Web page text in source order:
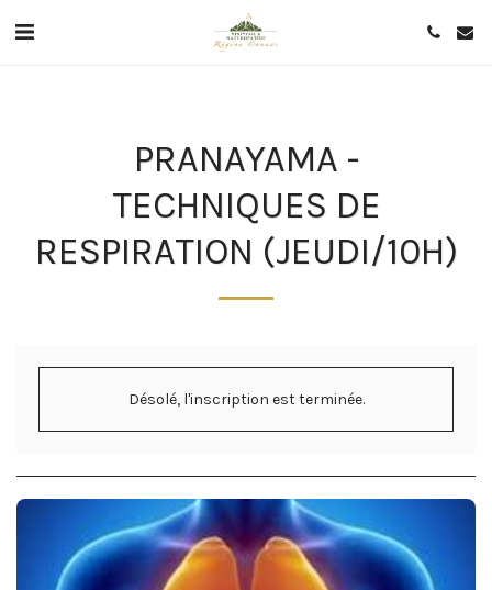
PRANAYAMA -
TECHNIQUES DE
RESPIRATION (JEUDI/10H)
Désolé, l'inscription est terminée.